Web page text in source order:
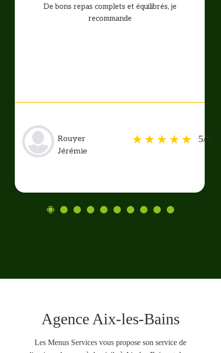
De bons repas complets et équilibrés, je
recommande
Rouyer
Jérémie
5/5
Agence Aix-les-Bains
Les Menus Services vous propose son service de